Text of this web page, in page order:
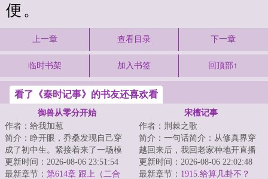
便。
上一章 查看目录 下一章
临时书架 加入书签 回顶部↑
看了《秦时记事》的书友还喜欢看
御兽从零分开始
作者：给我加葱
简介：睁开眼，乔桑发现自己穿
成了初中生。紧接着来了一场模
拟考。毕业她怕了吗？她怕
了……这考的都什么...
更新时间：2026-08-06 23:51:54
最新章节： 第614章 跟上（二合
宋檀记事
作者：荆棘之歌
简介：一句话简介：从修真界穿
越回来后，我回老家种地开直播
卖菜了！修成金丹渡劫失败的宋
檀回到现代，发...
更新时间：2026-08-06 22:02:48
最新章节： 1915.给算几卦不？